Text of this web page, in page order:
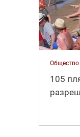
Общество
105